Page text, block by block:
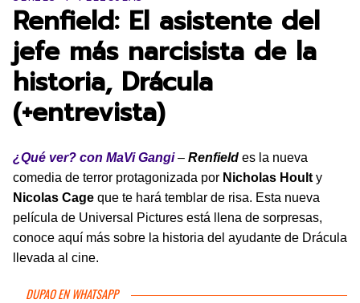
Renfield: El asistente del
jefe más narcisista de la
historia, Drácula
(+entrevista)
¿Qué ver? con MaVi Gangi– Renfield es la nueva
comedia de terror protagonizada por Nicholas Hoult y
Nicolas Cage que te hará temblar de risa. Esta nueva
película de Universal Pictures está llena de sorpresas,
conoce aquí más sobre la historia del ayudante de Drácula
llevada al cine.
DUPAO EN WHATSAPP